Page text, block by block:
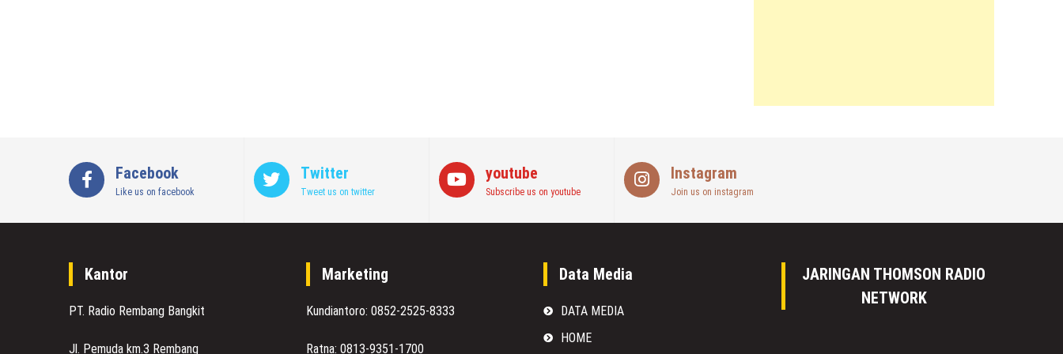
Facebook
Like us on facebook
Twitter
Tweet us on twitter
youtube
Subscribe us on youtube
Instagram
Join us on instagram
Kantor
PT. Radio Rembang Bangkit
Jl. Pemuda km.3 Rembang
Marketing
Kundiantoro: 0852-2525-8333
Ratna: 0813-9351-1700
Data Media
DATA MEDIA
HOME
JARINGAN THOMSON RADIO
NETWORK